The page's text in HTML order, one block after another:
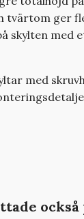
tvärtom ger
skylten med
med